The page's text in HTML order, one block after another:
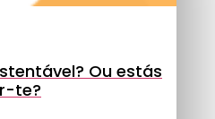
Ou estás
te?